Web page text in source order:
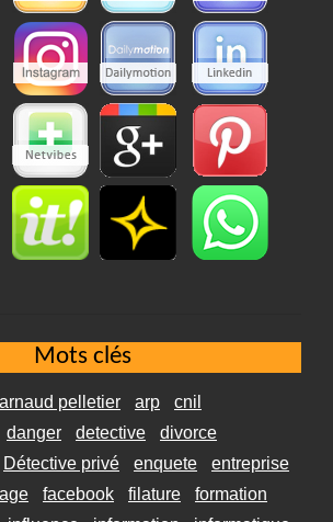
Mots clés
arnaud pelletier arp
cnil
danger detective
divorce
Détective privé enquete
entreprise
facebook filature
formation